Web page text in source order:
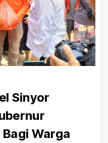
Sinyor
Warga